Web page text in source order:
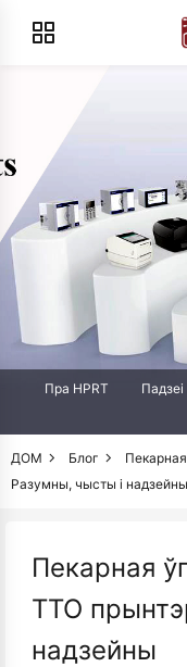
Пра HPRT Падзеі
ДОМ Блог
Разумны, чысты і надзейны
Пекарная
TTO
надзейны